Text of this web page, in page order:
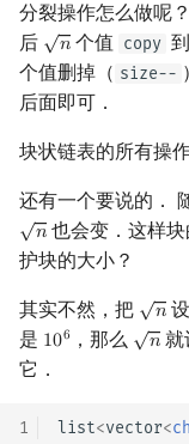
序列自动机
最小表示法
Lyndon 分解
Main–Lorentz 算法
博弈论
数值算法
序理论
杨氏矩阵
拟阵
哈密顿图
二分图
平面图
弦图
图的着色
网络流
图的匹配
Prüfer 序列
珂朵莉树/颜色段均
空间优化简介
分裂操作怎么做呢
后
√
𝑛
n 个值 copy
个值删掉（ size--
后面即可．
块状链表的所有操
还有一个要说的．
√
𝑛
n
也会变．这样
护块的大小？
其实不然，把 √
𝑛
n
是 106
106，那么 √
𝑛
n 就
它．
1 list<vector<